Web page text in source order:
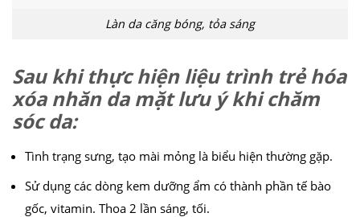
Làn da căng bóng, tỏa sáng
Sau khi thực hiện liệu trình trẻ hóa
xóa nhăn da mặtlưu ý khi chăm
sóc da:
Tình trạng sưng, tạo mài mỏng là biểu hiện thường gặp.
Sử dụng các dòng kem dưỡng ẩm có thành phần tế bào
gốc, vitamin. Thoa 2 lần sáng, tối.